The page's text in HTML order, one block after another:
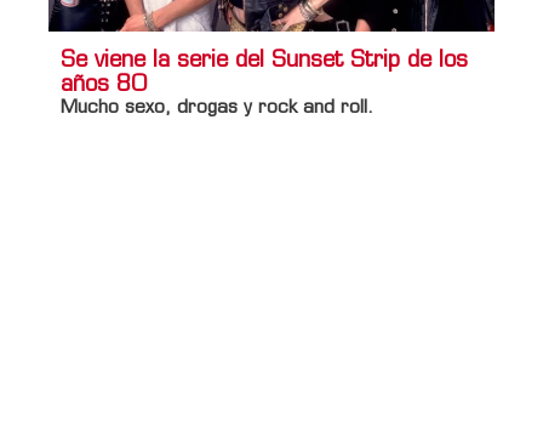
Se viene la serie del Sunset Strip de los
años 80
Mucho sexo, drogas y rock and roll.